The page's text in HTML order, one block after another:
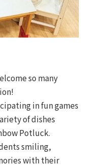
so many
in fun games
of dishes
Potluck.
smiling,
with their